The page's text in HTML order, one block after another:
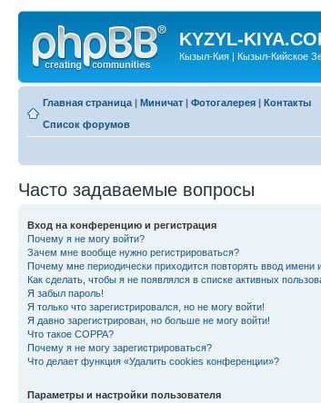
KYZYL-
Кызыл-Кия | Кызыл-Кийское
Главная страница | Миничат | Фотогалерея | Контакты
Список форумов
Часто задаваемые вопросы
Вход на конференцию и регистрация
Почему я не могу войти?
Зачем мне вообще нужно регистрироваться?
Почему мне периодически приходится повторять ввод имени
Как сделать, чтобы я не появлялся в списке активных
Я забыл пароль!
Я только что зарегистрировался, но не могу войти!
Я давно зарегистрирован, но больше не могу войти!
Что такое COPPA?
Почему я не могу зарегистрироваться?
Что делает функция «Удалить cookies конференции»?
Параметры и настройки пользователя